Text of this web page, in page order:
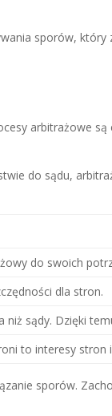
sporów, który
arbitrażowe
do sądu,
do swoich
dla stron.
niż sądy. Dzięki
to interesy stron
sporów.